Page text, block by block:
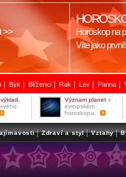
>>
Horoskop na
Víte jako první!
Býk Blíženci Rak Lev Panna
Význam planet v
evropském
horoskopu.
| Zdraví a styl | Vztahy |